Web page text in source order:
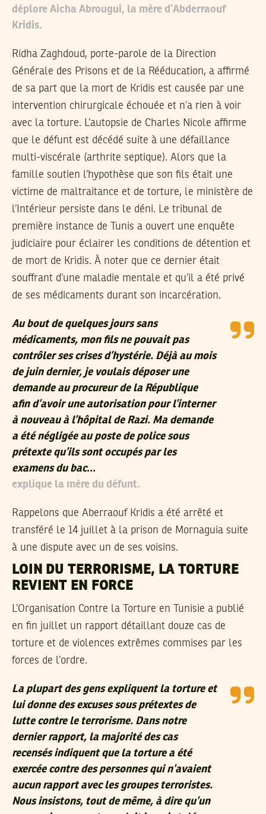
déplore Aicha Abrougui, la mère d’Abderraouf
Kridis.
Ridha Zaghdoud, porte-parole de la Direction
Générale des Prisons et de la Rééducation, a affirmé
de sa part que la mort de Kridis est causée par une
intervention chirurgicale échouée et n’a rien à voir
avec la torture. L’autopsie de Charles Nicole affirme
que le défunt est décédé suite à une défaillance
multi-viscérale (arthrite septique). Alors que la
famille soutien l’hypothèse que son fils était une
victime de maltraitance et de torture, le ministère de
l’Intérieur persiste dans le déni. Le tribunal de
première instance de Tunis a ouvert une enquête
judiciaire pour éclairer les conditions de détention et
de mort de Kridis. À noter que ce dernier était
souffrant d’une maladie mentale et qu’il a été privé
de ses médicaments durant son incarcération.
Au bout de quelques jours sans
médicaments, mon fils ne pouvait pas
contrôler ses crises d’hystérie. Déjà au mois
de juin dernier, je voulais déposer une
demande au procureur de la République
afin d’avoir une autorisation pour l’interner
à nouveau à l’hôpital de Razi. Ma demande
a été négligée au poste de police sous
prétexte qu’ils sont occupés par les
examens du bac…
explique la mère du défunt.
Rappelons que Aberraouf Kridis a été arrêté et
transféré le 14 juillet à la prison de Mornaguia suite
à une dispute avec un de ses voisins.
LOIN DU TERRORISME, LA TORTURE
REVIENT EN FORCE
L’Organisation Contre la Torture en Tunisie a publié
en fin juillet un rapport détaillant douze cas de
torture et de violences extrêmes commises par les
forces de l’ordre.
La plupart des gens expliquent la torture et
lui donne des excuses sous prétextes de
lutte contre le terrorisme. Dans notre
dernier rapport, la majorité des cas
recensés indiquent que la torture a été
exercée contre des personnes qui n’avaient
aucun rapport avec les groupes terroristes.
Nous insistons, tout de même, à dire qu’un